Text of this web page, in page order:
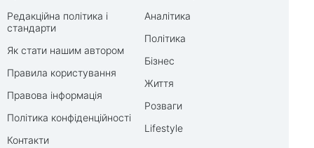
Редакційна політика і
стандарти
Як стати нашим автором
Правила користування
Правова інформація
Політика конфіденційності
Контакти
Аналітика
Політика
Бізнес
Життя
Розваги
Lifestyle